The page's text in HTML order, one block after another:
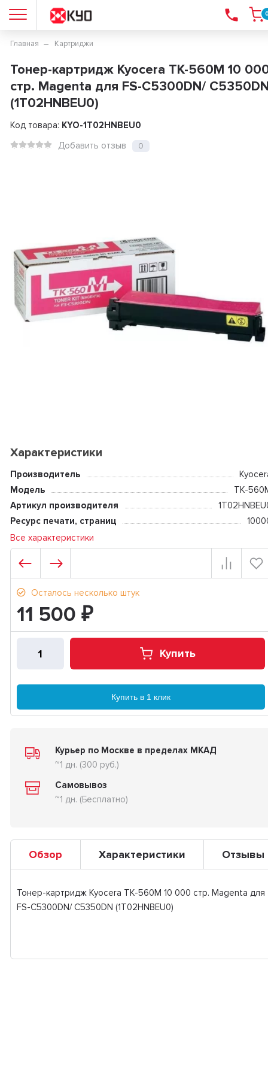
Главная Картриджи
Тонер-картридж Kyocera TK-560M 10
стр. Magenta для FS-C5300DN/
(1T02HNBEU0)
Код товара: KYO-1T02HNBEU0
Добавить отзыв
0
Характеристики
Производитель
Модель
TK-
Артикул производителя
Ресурс печати, страниц
Все характеристики
Осталось несколько штук
11 500 ₽
Купить
Купить в 1 клик
Курьер по Москве в пределах МКАД
~1 дн. (300 руб.)
Самовывоз
~1 дн. (Бесплатно)
Обзор Характеристики Отзывы
Тонер-картридж Kyocera TK-560M 10 000 стр. Magenta для
FS-C5300DN/ C5350DN (1T02HNBEU0)